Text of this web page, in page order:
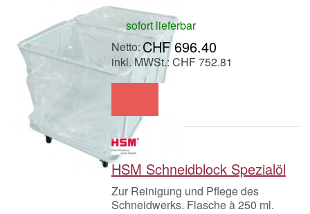
sofort lieferbar
CHF 696.40
inkl. MWSt.: CHF 752.81
HSM Schneidblock Spezialöl
Zur Reinigung und Pflege des
Schneidwerks. Flasche à 250 ml.